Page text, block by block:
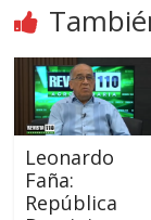
Leonardo
Faña:
República